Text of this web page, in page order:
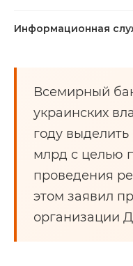
КУЛЬТУРА
НОВОСТИ
Информационная
Всемирный
украинских
году
млрд с целью
проведения
этом заявил
организации